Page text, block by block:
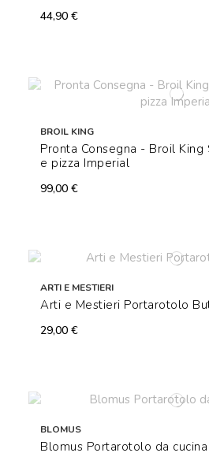
44,90 €
BROIL KING
Pronta Consegna - Broil
e pizza Imperial
99,00 €
ARTI E MESTIERI
Arti e Mestieri Portarotolo
29,00 €
BLOMUS
Blomus Portarotolo da